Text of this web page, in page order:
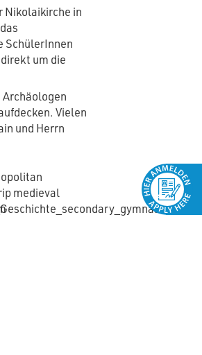
Nikolaikirche in
SchülerInnen
um die
Vielen
und Herrn